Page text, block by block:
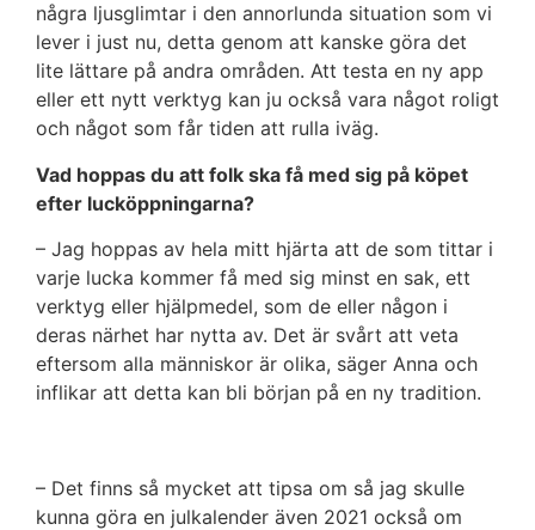
några ljusglimtar i den annorlunda situation som vi
lever i just nu, detta genom att kanske göra det
lite lättare på andra områden. Att testa en ny app
eller ett nytt verktyg kan ju också vara något roligt
och något som får tiden att rulla iväg.
Vad hoppas du att folk ska få med sig på köpet
efter lucköppningarna?
– Jag hoppas av hela mitt hjärta att de som tittar i
varje lucka kommer få med sig minst en sak, ett
verktyg eller hjälpmedel, som de eller någon i
deras närhet har nytta av. Det är svårt att veta
eftersom alla människor är olika, säger Anna och
inflikar att detta kan bli början på en ny tradition.
– Det finns så mycket att tipsa om så jag skulle
kunna göra en julkalender även 2021 också om